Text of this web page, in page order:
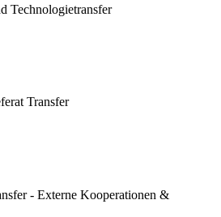
Technologietransfer
Transfer
- Externe Kooperationen &